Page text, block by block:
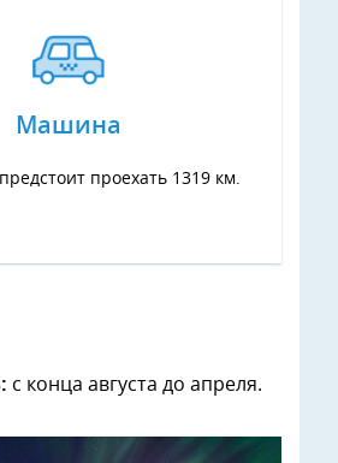
Машина
проехать 1319 км.
с конца августа до апреля.